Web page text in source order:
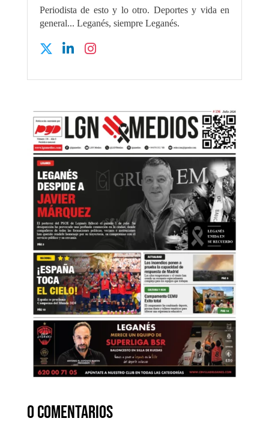
Periodista de esto y lo otro. Deportes y vida en
general... Leganés, siempre Leganés.
0 comentarios